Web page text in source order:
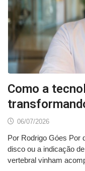
Como a
06/07/2026
Por Rodrigo Góes Por
disco ou a indicação
vertebral vinham